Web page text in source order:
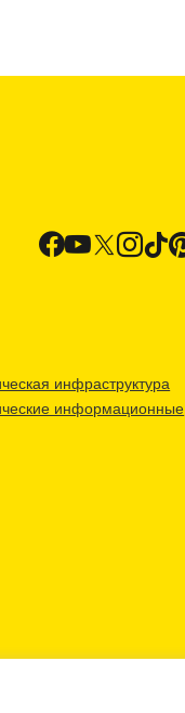
инфраструктура
информационные